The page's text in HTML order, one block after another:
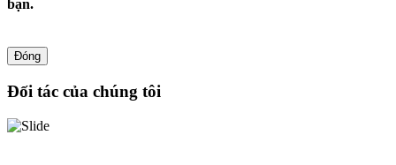
bạn.
Đóng
Đối tác của chúng tôi